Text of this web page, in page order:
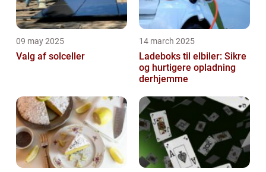
09 may 2025
Valg af solceller
14 march 2025
Ladeboks til elbiler: Sikre
og hurtigere opladning
derhjemme